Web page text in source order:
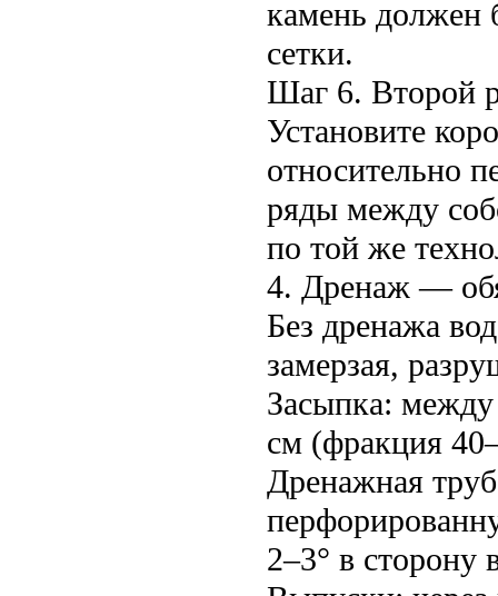
камень должен
сетки.
Шаг 6. Второй
Установите
относительно
ряды между
по той же
4. Дренаж —
Без дренажа
замерзая,
Засыпка:
см (фракция
Дренажная
2–3° в сторону